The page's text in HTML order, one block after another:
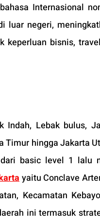
Internasional
luar negeri,
keperluan bisnis,
Indah, Lebak bulus,
Timur hingga Jakarta
basic level 1 lalu
yaitu Conclave
Kecamatan
ini termasuk